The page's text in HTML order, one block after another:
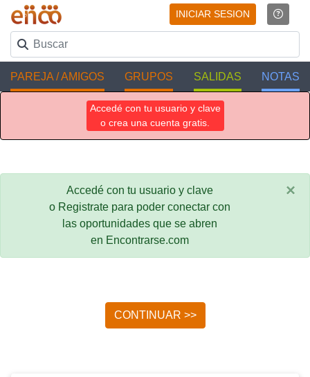
INICIAR SESION
PAREJA / AMIGOS GRUPOS SALIDAS NOTAS
Accedé con tu usuario y clave
o crea una cuenta gratis.
Accedé con tu usuario y clave
o Registrate para poder conectar con
las oportunidades que se abren
en Encontrarse.com
×
CONTINUAR >>